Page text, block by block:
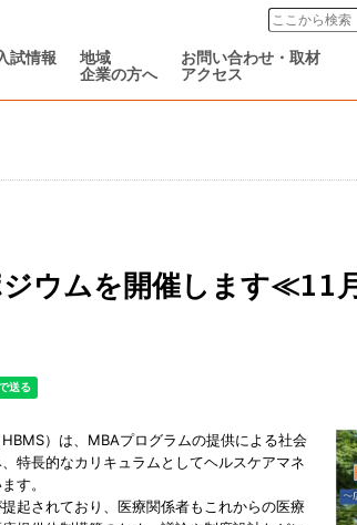
試情報
地域
企業の方へ
お問い合わせ・取材
アクセス
）は、MBAプログラムの提供による社会
特長的なカリキュラムとしてヘルスケアマネ
す。
起されており、医療関係者もこれからの医療